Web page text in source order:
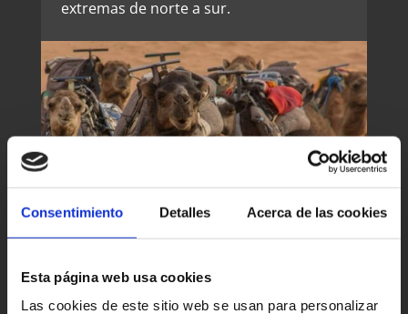
Consentimiento Detalles Acerca de las cookies
Esta página web usa cookies
Las cookies de este sitio web se usan para personalizar
extremas de norte a sur.